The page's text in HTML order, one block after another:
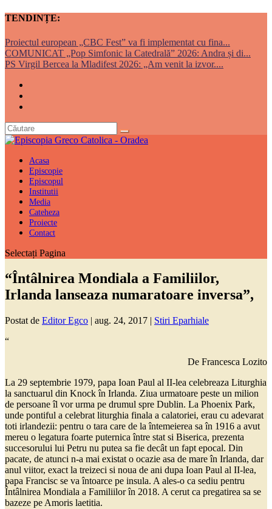
TENDINȚE:
Proiectul european „CBC Fest” va fi implementat cu fina...
COMUNICAT „Pop Simfonic la Catedrală” 2026: Andra și di...
PS Virgil Bercea la Mladifest 2026: „Am venit la izvor....
Acasa
Episcopie
Episcopul
Institutii
Media
Cateheza
Proiecte
Contact
Selectați Pagina
“Întâlnirea Mondiala a Familiilor,
Irlanda lanseaza numaratoare inversa”,
Postat de Editor Egco | aug. 24, 2017 | Stiri Eparhiale
“
De Francesca Lozito
La 29 septembrie 1979, papa Ioan Paul al II-lea celebreaza Liturghia
la sanctuarul din Knock în Irlanda. Ziua urmatoare peste un milion
de persoane îl vor urma pe drumul spre Dublin. La Phoenix Park,
unde pontiful a celebrat liturghia finala a calatoriei, erau cu adevarat
toti irlandezii: pentru o tara care de la întemeierea sa în 1916 a avut
mereu o legatura foarte puternica între stat si Biserica, prezenta
succesorului lui Petru nu putea sa fie decât un fapt epocal. Din
pacate, de atunci n-a mai existat o ocazie asa de mare în Irlanda, dar
anul viitor, exact la treizeci si noua de ani dupa Ioan Paul al II-lea,
papa Francisc se va întoarce pe insula. A ales-o ca sediu pentru
Întâlnirea Mondiala a Familiilor în 2018. A cerut ca pregatirea sa se
bazeze pe Amoris laetitia.